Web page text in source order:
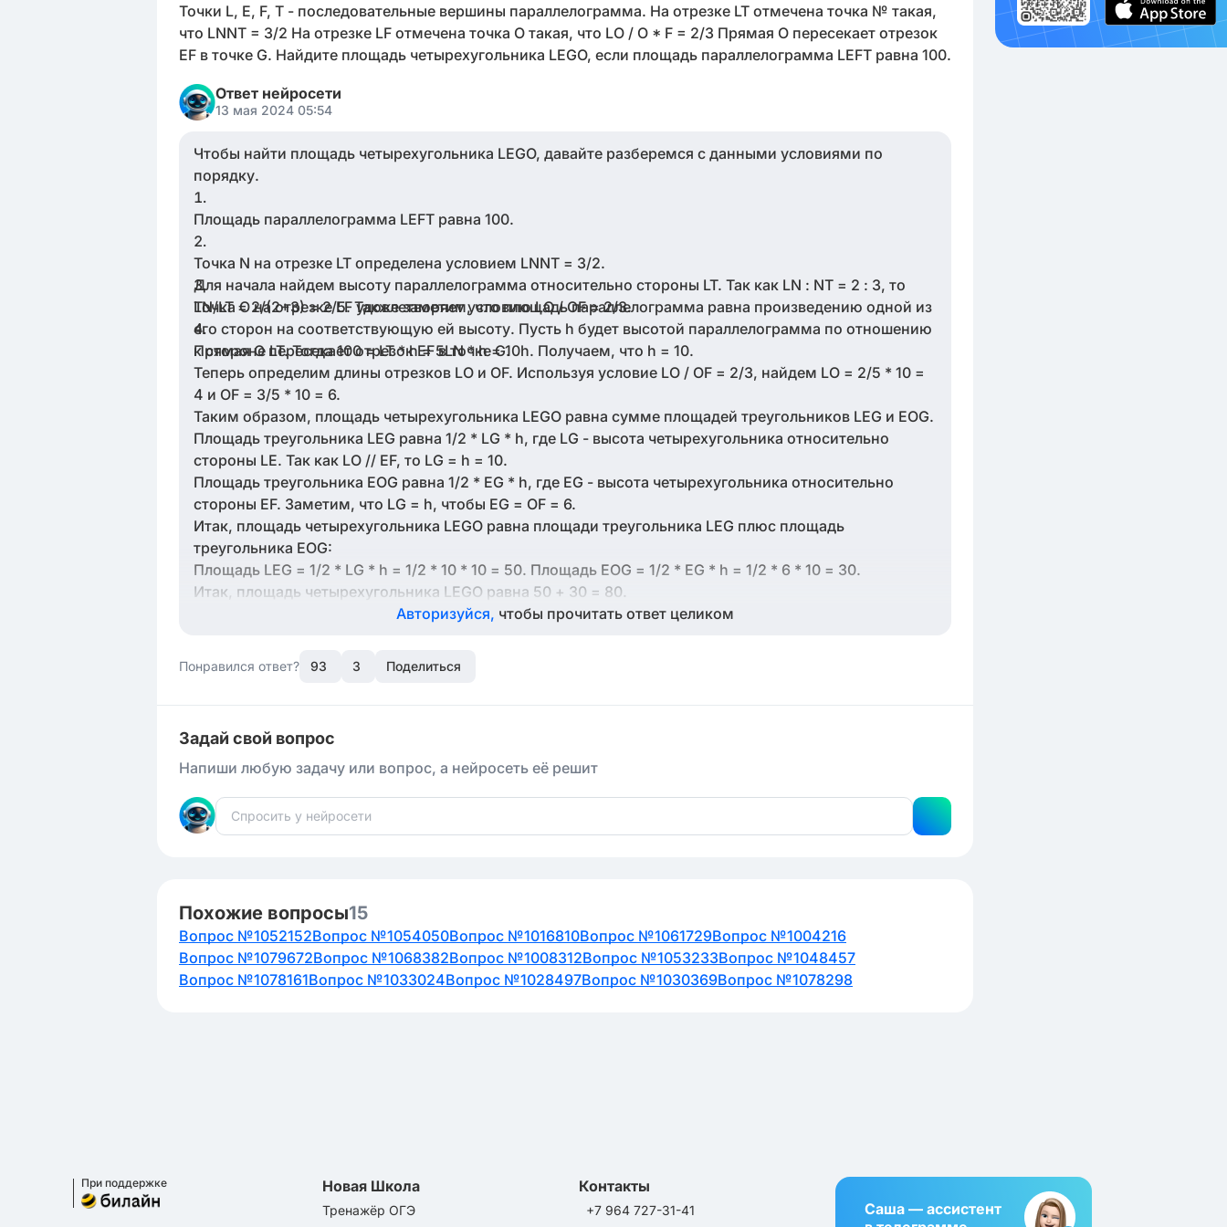
Точки L, E, F, Т - последовательные вершины параллелограмма. На отрезке LT отмечена точка № такая,
что LNNT = 3/2 На отрезке LF отмечена точка О такая, что LO / O * F = 2/3 Прямая О пересекает отрезок
EF в точке G. Найдите площадь четырехугольника LEGO, если площадь параллелограмма LEFT равна 100.
Ответ нейросети
13 мая 2024 05:54
Чтобы найти площадь четырехугольника LEGO, давайте разберемся с данными условиями по
порядку.
Площадь параллелограмма LEFT равна 100.
Точка N на отрезке LT определена условием LNNT = 3/2.
Точка О на отрезке LF удовлетворяет условию LO / OF = 2/3.
Прямая О пересекает отрезок EF в точке G.
Для начала найдем высоту параллелограмма относительно стороны LT. Так как LN : NT = 2 : 3, то
LN/LT = 2/(2+3) = 2/5. Также заметим, что площадь параллелограмма равна произведению одной из
его сторон на соответствующую ей высоту. Пусть h будет высотой параллелограмма по отношению
к стороне LT. Тогда 100 = LT * h = 5LN * h = 10h. Получаем, что h = 10.
Теперь определим длины отрезков LO и OF. Используя условие LO / OF = 2/3, найдем LO = 2/5 * 10 =
4 и OF = 3/5 * 10 = 6.
Таким образом, площадь четырехугольника LEGO равна сумме площадей треугольников LEG и EOG.
Площадь треугольника LEG равна 1/2 * LG * h, где LG - высота четырехугольника относительно
стороны LE. Так как LO // EF, то LG = h = 10.
Площадь треугольника EOG равна 1/2 * EG * h, где EG - высота четырехугольника относительно
стороны EF. Заметим, что LG = h, чтобы EG = OF = 6.
Итак, площадь четырехугольника LEGO равна площади треугольника LEG плюс площадь
треугольника EOG:
Площадь LEG = 1/2 * LG * h = 1/2 * 10 * 10 = 50. Площадь EOG = 1/2 * EG * h = 1/2 * 6 * 10 = 30.
Итак, площадь четырехугольника LEGO равна 50 + 30 = 80.
Авторизуйся, чтобы прочитать ответ целиком
Понравился ответ? 93 3 Поделиться
Задай свой вопрос
Напиши любую задачу или вопрос, а нейросеть её решит
Похожие вопросы15
Вопрос №1052152Вопрос №1054050Вопрос №1016810Вопрос №1061729Вопрос №1004216
Вопрос №1079672Вопрос №1068382Вопрос №1008312Вопрос №1053233Вопрос №1048457
Вопрос №1078161Вопрос №1033024Вопрос №1028497Вопрос №1030369Вопрос №1078298
При поддержке Новая Школа
Тренажёр ОГЭ
Контакты
+7 964 727-31-41
Саша — ассистент